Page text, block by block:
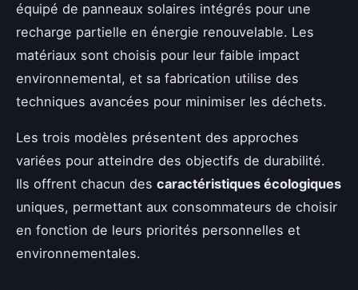
équipé de panneaux solaires intégrés pour une
recharge partielle en énergie renouvelable. Les
matériaux sont choisis pour leur faible impact
environnemental, et sa fabrication utilise des
techniques avancées pour minimiser les déchets.
Les trois modèles présentent des approches
variées pour atteindre des objectifs de durabilité.
Ils offrent chacun des caractéristiques écologiques
uniques, permettant aux consommateurs de choisir
en fonction de leurs priorités personnelles et
environnementales.